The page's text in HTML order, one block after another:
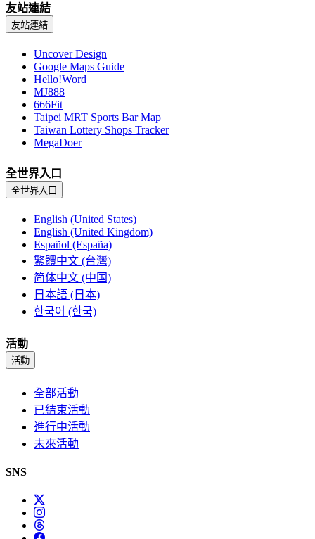
友站連結
友站連結
Uncover Design
Google Maps Guide
Hello!Word
MJ888
666Fit
Taipei MRT Sports Bar Map
Taiwan Lottery Shops Tracker
MegaDoer
全世界入口
全世界入口
English (United States)
English (United Kingdom)
Español (España)
繁體中文 (台灣)
简体中文 (中国)
日本語 (日本)
한국어 (한국)
活動
活動
全部活動
已結束活動
進行中活動
未來活動
SNS